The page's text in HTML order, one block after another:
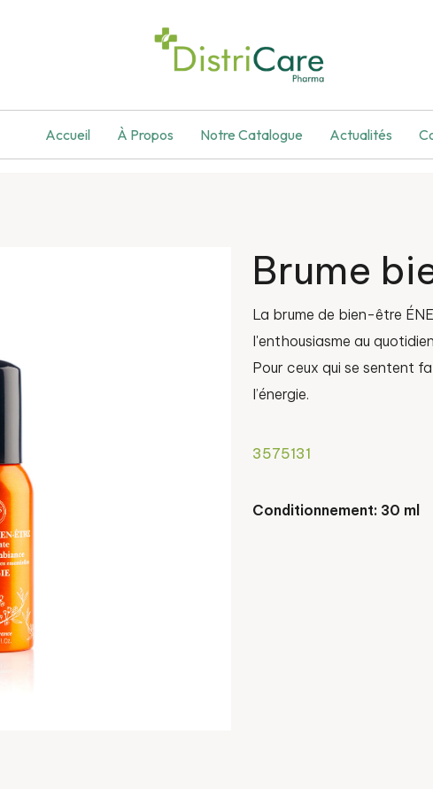
Accueil À Propos Notre Catalogue Actualités
Brume
La brume de bien-être
l'enthousiasme au
Pour ceux qui se sentent
l’énergie.
3575131
Conditionnement: 30 ml